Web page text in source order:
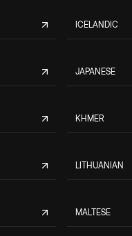
ICELANDIC
JAPANESE
KHMER
LITHUANIAN
MALTESE